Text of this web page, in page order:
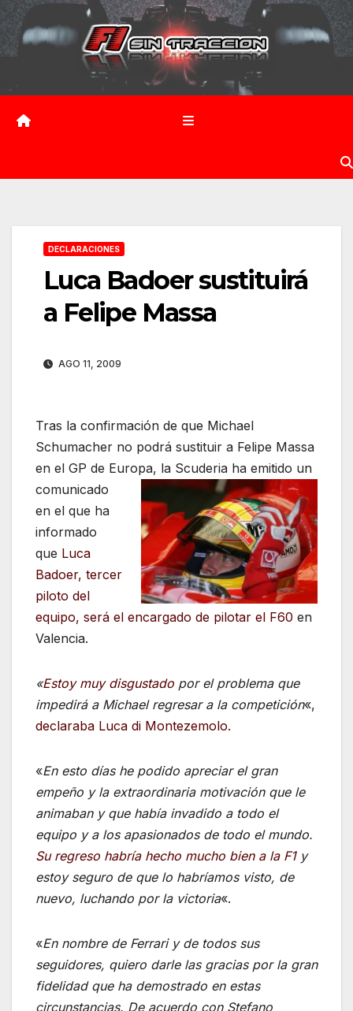
Saltar
contenido
DECLARACIONES
Luca Badoer sustituirá
a Felipe Massa
AGO 11, 2009
Tras la confirmación de que Michael
Schumacher no podrá sustituir a Felipe Massa
en el GP de Europa, la Scuderia ha emitido un
comunicado
en el que ha
informado
que Luca
Badoer, tercer
piloto del
equipo, será el encargado de pilotar el F60 en
Valencia.
«Estoy muy disgustado por el problema que
impedirá a Michael regresar a la competición«,
declaraba Luca di Montezemolo.
«En esto días he podido apreciar el gran
empeño y la extraordinaria motivación que le
animaban y que había invadido a todo el
equipo y a los apasionados de todo el mundo.
Su regreso habría hecho mucho bien a la F1y
estoy seguro de que lo habríamos visto, de
nuevo, luchando por la victoria«.
«En nombre de Ferrari y de todos sus
seguidores, quiero darle las gracias por la gran
fidelidad que ha demostrado en estas
circunstancias. De acuerdo con Stefano